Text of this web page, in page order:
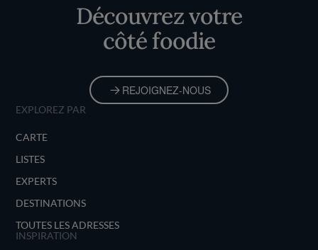
Découvrez votre
côté foodie
REJOIGNEZ-NOUS
EXPLOREZ PAR
CARTE
LISTES
EXPERTS
DESTINATIONS
TOUTES LES ADRESSES
INSPIRATION